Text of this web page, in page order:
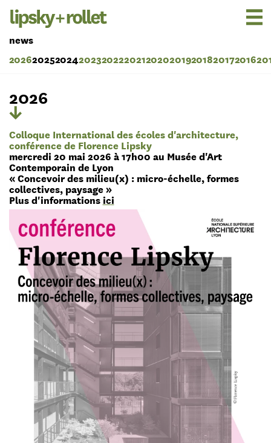
news
20262025202420232022202120202019201820172016
2026
Colloque International des écoles d'architecture,
conférence de Florence Lipsky
mercredi 20 mai 2026 à 17h00 au Musée d'Art
Contemporain de Lyon
« Concevoir des milieu(x) : micro-échelle, formes
collectives, paysage »
Plus d'informationsici